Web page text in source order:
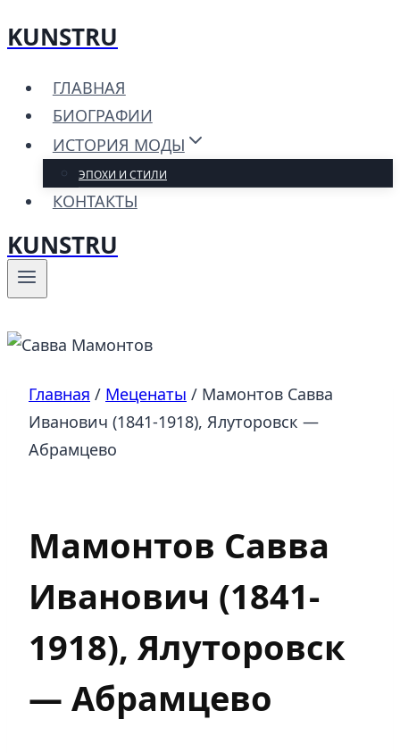
Перейти
содержимому
KUNSTRU
ГЛАВНАЯ
БИОГРАФИИ
ИСТОРИЯ МОДЫ
ЭПОХИ И СТИЛИ
КОНТАКТЫ
KUNSTRU
Главная / Меценаты / Мамонтов Савва
Иванович (1841-1918), Ялуторовск —
Абрамцево
Мамонтов Савва
Иванович (1841-
1918), Ялуторовск
— Абрамцево